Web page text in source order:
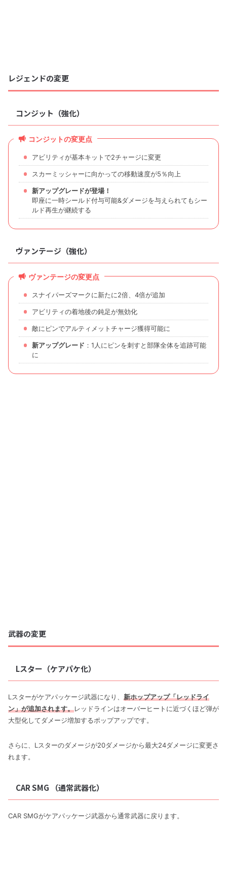
レジェンドの変更
コンジット（強化）
コンジットの変更点
アビリティが基本キットで2チャージに変更
スカーミッシャーに向かっての移動速度が5％向上
新アップグレードが登場！
即座に一時シールド付与可能&ダメージを与えられてもシー
ルド再生が継続する
ヴァンテージ（強化）
ヴァンテージの変更点
スナイパーズマークに新たに2倍、4倍が追加
アビリティの着地後の鈍足が無効化
敵にピンでアルティメットチャージ獲得可能に
新アップグレード ：1人にピンを刺すと部隊全体を追跡可能
に
武器の変更
Lスター（ケアパケ化）
Lスターがケアパッケージ武器になり、 新ホップアップ「レッドライ
ン」が追加されます。レッドラインはオーバーヒートに近づくほど弾が
大型化してダメージ増加するポップアップです。
さらに、Lスターのダメージが20ダメージから最大24ダメージに変更さ
れます。
CAR SMG （通常武器化）
CAR SMGがケアパッケージ武器から通常武器に戻ります。